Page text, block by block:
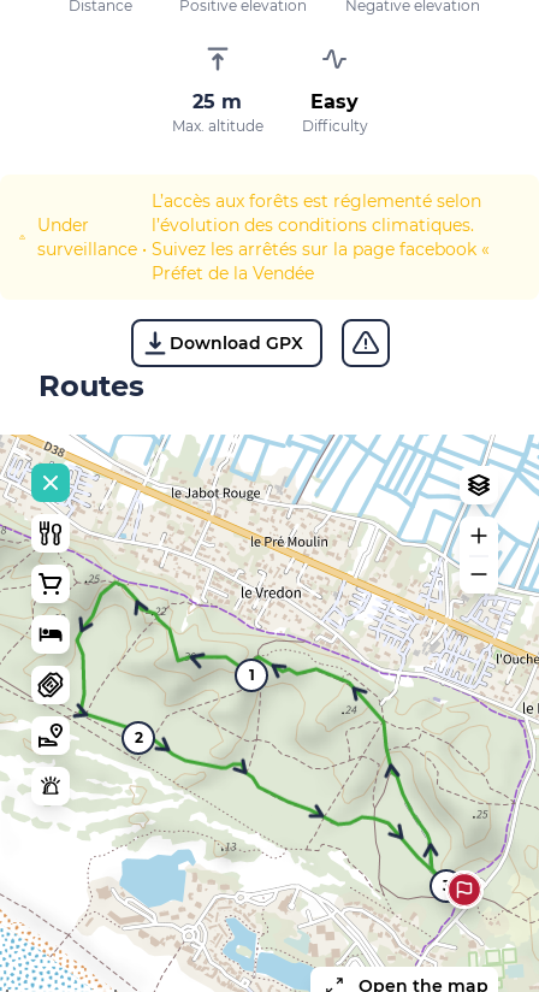
Distance Positive elevation Negative elevation
25 m
Max. altitude
Easy
Difficulty
Under
surveillance •
L’accès aux forêts est réglementé selon
l’évolution des conditions climatiques.
Suivez les arrêtés sur la page facebook «
Préfet de la Vendée
Download GPX
Routes
1
2
3
Open the map